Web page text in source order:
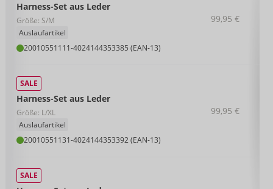
Harness-Set aus Leder
Größe: S/M
Auslaufartikel
20010551111-4024144353385 (EAN-13)
99,95 €
Harness-Set aus Leder
Größe: L/XL
Auslaufartikel
20010551131-4024144353392 (EAN-13)
SALE
99,95 €
SALE